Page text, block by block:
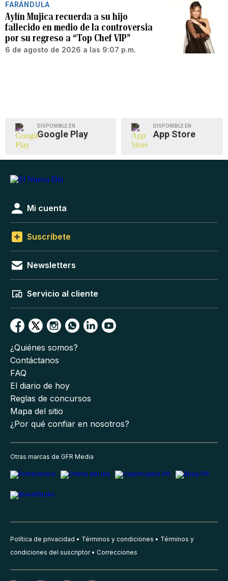
FARÁNDULA
Aylín Mujica recuerda a su hijo
fallecido en medio de la controversia
por su regreso a “Top Chef VIP”
6 de agosto de 2026 a las 9:07 p.m.
DISPONIBLE EN
Google Play
DISPONIBLE EN
App Store
Mi cuenta
Suscríbete
Newsletters
Servicio al cliente
¿Quiénes somos?
Contáctanos
FAQ
El diario de hoy
Reglas de concursos
Mapa del sitio
¿Por qué confiar en nosotros?
Otras marcas de GFR Media
Política de privacidad Términos y condiciones
Términos y
condiciones del suscriptor
Correcciones